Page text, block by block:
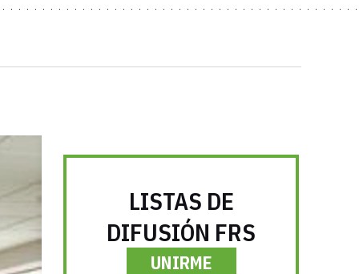
LISTAS DE
DIFUSIÓN FRS
UNIRME